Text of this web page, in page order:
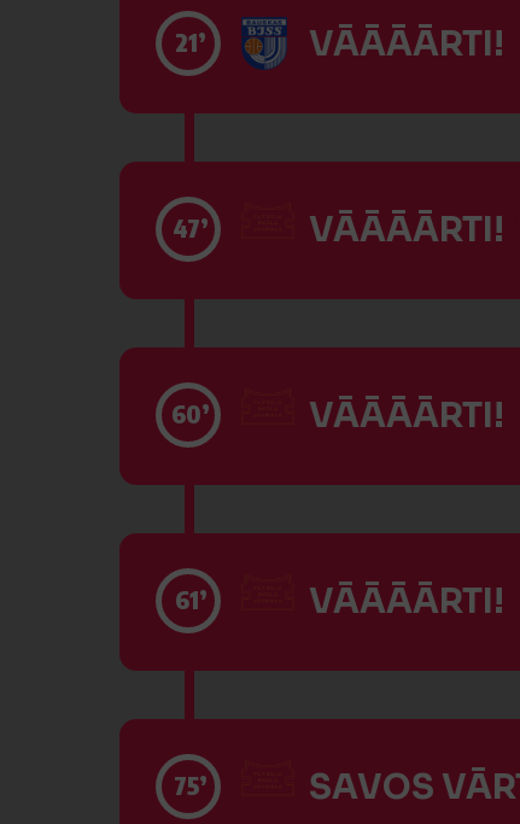
21’ VĀĀĀĀRTI!
47’ VĀĀĀĀRTI!
60’ VĀĀĀĀRTI!
61’ VĀĀĀĀRTI!
75’ SAVOS